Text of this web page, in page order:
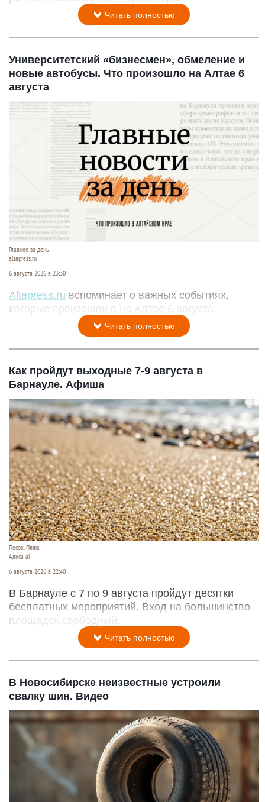
Читать полностью
Университетский «бизнесмен», обмеление и
новые автобусы. Что произошло на Алтае 6
августа
Главное за день
altapress.ru
6 августа 2026 в 23:30
Altapress.ru вспоминает о важных событиях,
которые произошли в на Алтае 6 августа.
Читать полностью
Как пройдут выходные 7-9 августа в
Барнауле. Афиша
Песок. Пляж.
Алиса ai
6 августа 2026 в 22:40
В Барнауле с 7 по 9 августа пройдут десятки
бесплатных мероприятий. Вход на большинство
площадок свободный.
Читать полностью
В Новосибирске неизвестные устроили
свалку шин. Видео